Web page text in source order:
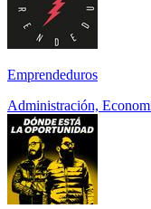
Emprendeduros
Administración,